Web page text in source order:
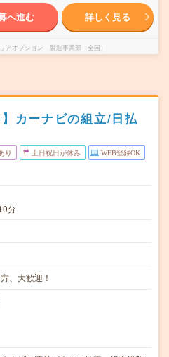
へ進む 詳しく見る
アオプション 製造事業部（全国）
カーナビの組立/日払
り 土日祝日が休み WEB登録OK
分
、大歓迎！